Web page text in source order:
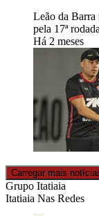
Leão da Barra
pela 17ª
Há 2 meses
Carregar mais
Grupo Itatiaia
Itatiaia Nas Redes